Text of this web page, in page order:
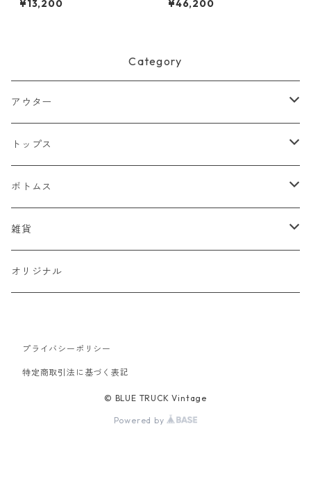
¥13,200 ¥46,200
Category
アウター
ジャケット
デニムジャケット
スタジャン
ベスト
トップス
Tシャツ
半袖Tシャツ
七分・長袖Tシャツ
シャツ
半袖シャツ
スウェット
パーカー
セーター
ボトムス
デニム
チノパン
コーデュロイ
雑貨
キャップ
ベルト
オリジナル
プライバシーポリシー
特定商取引法に基づく表記
© BLUE TRUCK Vintage
Powered by